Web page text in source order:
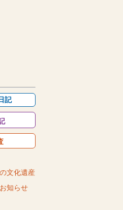
記
文化遺産
知らせ